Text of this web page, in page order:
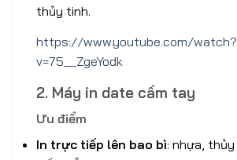
thủy tinh.
https://www.youtube.com/watch?
v=75__ZgeYodk
2. Máy in date cầm tay
Ưu điểm
In trực tiếp lên bao bì: nhựa,